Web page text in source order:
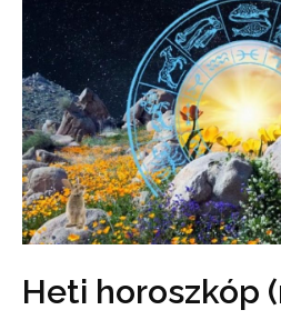
Heti horoszkóp